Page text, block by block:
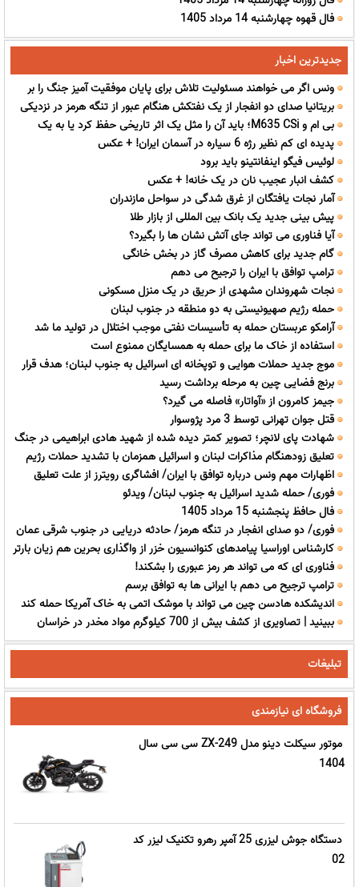
فال قهوه چهارشنبه 14 مرداد 1405
جدیدترین اخبار
ونس اگر می خواهند مسئولیت تلاش برای پایان موفقیت آمیز جنگ را بر
عهده من بگذارند، از این موضوع خوشحال می شوم
بریتانیا صدای دو انفجار از یک نفتکش هنگام عبور از تنگه هرمز در نزدیکی
عمان شنیده شد
بی ام و M635 CSi؛ باید آن را مثل یک اثر تاریخی حفظ کرد یا به یک
هیولای پیست تبدیلش کرد؟
پدیده ای کم نظیر رژه 6 سیاره در آسمان ایران! + عکس
لوئیس فیگو اینفانتینو باید برود
کشف انبار عجیب نان در یک خانه! + عکس
آمار نجات یافتگان از غرق شدگی در سواحل مازندران
پیش بینی جدید یک بانک بین المللی از بازار طلا
آیا فناوری می تواند جای آتش نشان ها را بگیرد؟
گام جدید برای کاهش مصرف گاز در بخش خانگی
ترامپ توافق با ایران را ترجیح می دهم
نجات شهروندان مشهدی از حریق در یک منزل مسکونی
حمله رژیم صهیونیستی به دو منطقه در جنوب لبنان
آرامکو عربستان حمله به تأسیسات نفتی موجب اختلال در تولید ما شد
استفاده از خاک ما برای حمله به همسایگان ممنوع است
موج جدید حملات هوایی و توپخانه ای اسرائیل به جنوب لبنان؛ هدف قرار
گرفتن صور، منصوری و برج الشمالی
برنج فضایی چین به مرحله برداشت رسید
جیمز کامرون از «آواتار» فاصله می گیرد؟
قتل جوان تهرانی توسط 3 مرد پژوسوار
شهادت پای لانچر؛ تصویر کمتر دیده شده از شهید هادی ابراهیمی در جنگ
12 روزه
تعلیق زودهنگام مذاکرات لبنان و اسرائیل همزمان با تشدید حملات رژیم
صهیونیستی
اظهارات مهم ونس درباره توافق با ایران/ افشاگری رویترز از علت تعلیق
حمله به ایران
فوری/ حمله شدید اسرائیل به جنوب لبنان/ ویدئو
فال حافظ پنجشنبه 15 مرداد 1405
فوری/ دو صدای انفجار در تنگه هرمز/ حادثه دریایی در جنوب شرقی عمان
کارشناس اوراسیا پیامدهای کنوانسیون خزر از واگذاری بحرین هم زیان بارتر
است
فناوری ای که می تواند هر رمز عبوری را بشکند!
ترامپ ترجیح می دهم با ایرانی ها به توافق برسم
اندیشکده هادسن چین می تواند با موشک اتمی به خاک آمریکا حمله کند
ببینید | تصاویری از کشف بیش از 700 کیلوگرم مواد مخدر در خراسان
رضوی
تبلیغات
فروشگاه ای نیازمندی
موتور سیکلت دینو مدل ZX-249 سی سی سال
1404
دستگاه جوش لیزری 25 آمپر رهرو تکنیک لیزر کد
02